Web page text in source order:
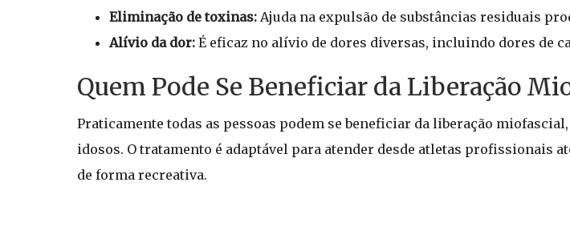
Eliminação de toxinas: Ajuda na expulsão de substâncias residuais
Alívio da dor: É eficaz no alívio de dores diversas, incluindo dores de
Quem Pode Se Beneficiar da Liberação
Praticamente todas as pessoas podem se beneficiar da liberação
idosos. O tratamento é adaptável para atender desde atletas profissionais
de forma recreativa.